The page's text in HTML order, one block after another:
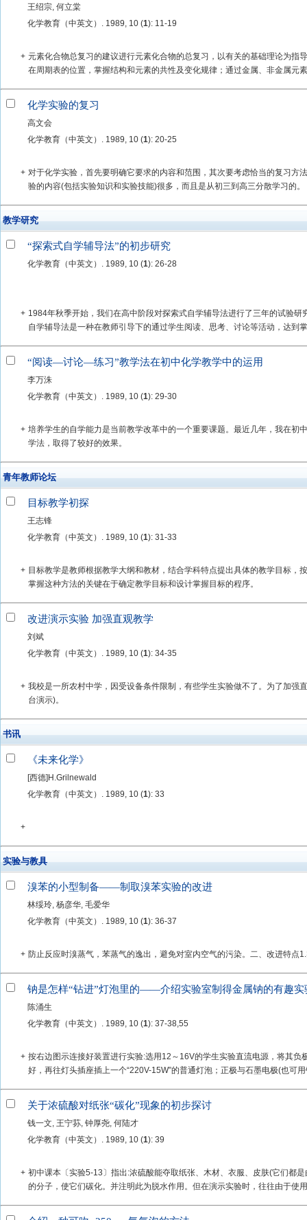
王绍宗, 何立棠
化学教育（中英文）. 1989, 10 (1): 11-19
+ 元素化合物总复习的建议进行元素化合物的总复习，以有关的基础理论为指
在周期表的位置，掌握结构和元素的共性及变化规律；通过金属、非金属元
化学实验的复习
高文会
化学教育（中英文）. 1989, 10 (1): 20-25
+ 对于化学实验，首先要明确它要求的内容和范围，其次要考虑恰当的复习方
验的内容(包括实验知识和实验技能)很多，而且是从初三到高三分散学习的。
教学研究
“探索式自学辅导法”的初步研究
化学教育（中英文）. 1989, 10 (1): 26-28
+ 1984年秋季开始，我们在高中阶段对探索式自学辅导法进行了三年的试验
自学辅导法是一种在教师引导下的通过学生阅读、思考、讨论等活动，达到
“阅读—讨论—练习”教学法在初中化学教学中的运用
李万洙
化学教育（中英文）. 1989, 10 (1): 29-30
+ 培养学生的自学能力是当前教学改革中的一个重要课题。最近几年，我在初
学法，取得了较好的效果。
青年教师论坛
目标教学初探
王志锋
化学教育（中英文）. 1989, 10 (1): 31-33
+ 目标教学是教师根据教学大纲和教材，结合学科特点提出具体的教学目标，
掌握这种方法的关键在于确定教学目标和设计掌握目标的程序。
改进演示实验 加强直观教学
刘斌
化学教育（中英文）. 1989, 10 (1): 34-35
+ 我校是一所农村中学，因受设备条件限制，有些学生实验做不了。为了加强
台演示)。
书讯
《未来化学》
[西德]H.Grilnewald
化学教育（中英文）. 1989, 10 (1): 33
+
实验与教具
溴苯的小型制备——制取溴苯实验的改进
林绥玲, 杨彦华, 毛爱华
化学教育（中英文）. 1989, 10 (1): 36-37
+ 防止反应时溴蒸气，苯蒸气的逸出，避免对室内空气的污染。二、改进特点
钠是怎样“钻进”灯泡里的——介绍实验室制得金属钠的有趣实
陈涌生
化学教育（中英文）. 1989, 10 (1): 37-38,55
+ 按右边图示连接好装置进行实验:选用12～16V的学生实验直流电源，将其负
好，再往灯头插座插上一个“220V-15W”的普通灯泡；正极与石墨电极(也可
关于浓硫酸对纸张“碳化”现象的初步探讨
钱一文, 王宁荪, 钟厚尧, 何陆才
化学教育（中英文）. 1989, 10 (1): 39
+ 初中课本〔实验5-13〕指出:浓硫酸能夺取纸张、木材、衣服、皮肤(它们都
的分子，使它们碳化。并注明此为脱水作用。但在演示实验时，往往由于使